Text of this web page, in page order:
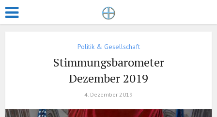
Politik & Gesellschaft
Stimmungsbarometer
Dezember 2019
4. Dezember 2019